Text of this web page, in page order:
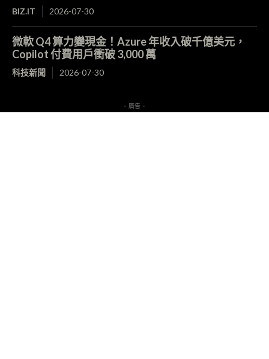
BIZ.IT 2026-07-30
微軟 Q4 算力變現金！Azure 年收入破千億美元，
Copilot 付費用戶衝破 3,000 萬
科技新聞 2026-07-30
- 廣告 -